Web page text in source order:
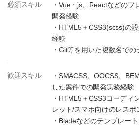
必須スキル
・Vue・js、Reactなどのフ
開発経験
・HTML5＋CSS3(scss)の
経験
・Git等を用いた複数名で
歓迎スキル
・SMACSS、OOCSS、
した案件での開発実務経験
・HTML5＋CSS3コーディ
レット/スマホ向けのレスポ
・Bladeなどのテンプレー